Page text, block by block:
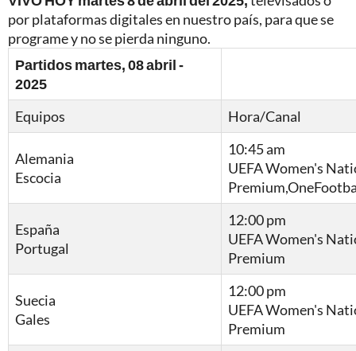
por plataformas digitales en nuestro país, para que se
programe y no se pierda ninguno.
Partidos martes, 08 abril -
2025
Equipos
Hora/Canal
Alemania
Escocia
10:45 am
UEFA Women's
España
Portugal
12:00 pm
UEFA Women's
Premium
Suecia
Gales
12:00 pm
UEFA Women's
Premium